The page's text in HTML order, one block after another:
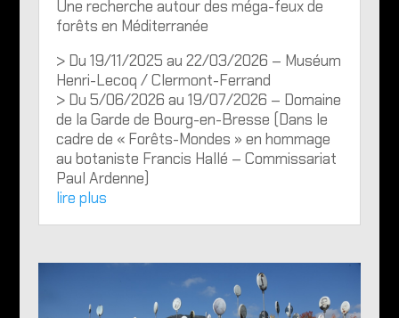
Une recherche autour des méga-feux de
forêts en Méditerranée
> Du 19/11/2025 au 22/03/2026 – Muséum
Henri-Lecoq / Clermont-Ferrand
> Du 5/06/2026 au 19/07/2026 – Domaine
de la Garde de Bourg-en-Bresse (Dans le
cadre de « Forêts-Mondes » en hommage
au botaniste Francis Hallé – Commissariat
Paul Ardenne)
lire plus